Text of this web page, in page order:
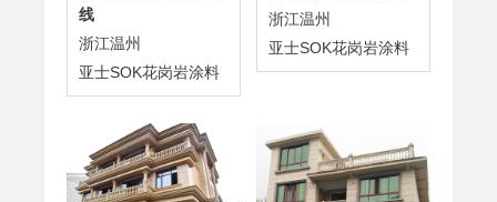
线
浙江温州
亚士SOK花岗岩涂料
浙江温州
亚士SOK花岗岩涂料